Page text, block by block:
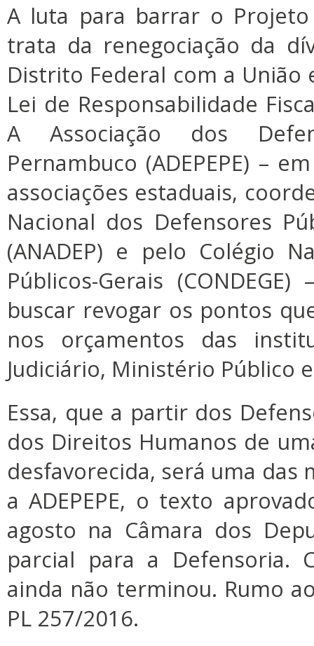
A luta para barrar o
trata da renegociação da
Distrito Federal com a
Lei de Responsabilidade
A Associação dos
Pernambuco (ADEPEPE) –
associações estaduais,
Nacional dos Defensores
(ANADEP) e pelo Colégio
Públicos-Gerais
buscar revogar os pontos
nos orçamentos das
Judiciário, Ministério Público
Essa, que a partir dos
dos Direitos Humanos de
desfavorecida, será uma das
a ADEPEPE, o texto
agosto na Câmara dos
parcial para a Defensoria.
ainda não terminou. Rumo
PL 257/2016.